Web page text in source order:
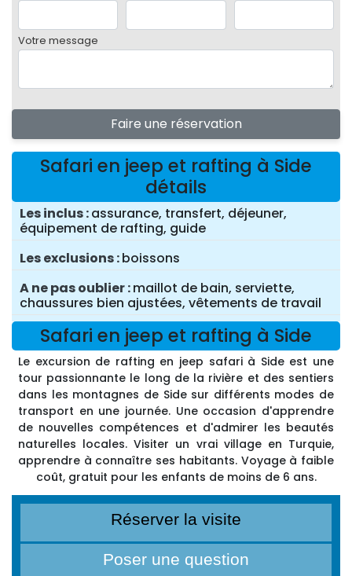
Votre message
Faire une réservation
Safari en jeep et rafting à Side
détails
Les inclus assurance, transfert, déjeuner,
équipement de rafting, guide
Les exclusions boissons
A ne pas oublier maillot de bain, serviette,
chaussures bien ajustées, vêtements de travail
Safari en jeep et rafting à Side
Le excursion de rafting en jeep safari à Side est une
tour passionnante le long de la rivière et des sentiers
dans les montagnes de Side sur différents modes de
transport en une journée. Une occasion d'apprendre
de nouvelles compétences et d'admirer les beautés
naturelles locales. Visiter un vrai village en Turquie,
apprendre à connaître ses habitants. Voyage à faible
coût, gratuit pour les enfants de moins de 6 ans.
Réserver la visite
Poser une question